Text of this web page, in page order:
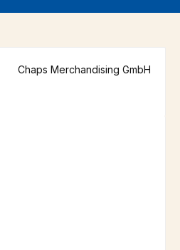
Chaps Merchandising GmbH